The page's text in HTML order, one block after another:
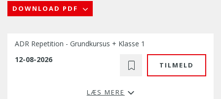
DOWNLOAD PDF
12-08-2026
ADR Repetition - Grundkursus + Klasse 1
LÆS MERE
TILMELD